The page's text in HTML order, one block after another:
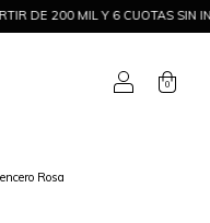
SIN INTERÉS A PARTIR DE 400
0
Rosa